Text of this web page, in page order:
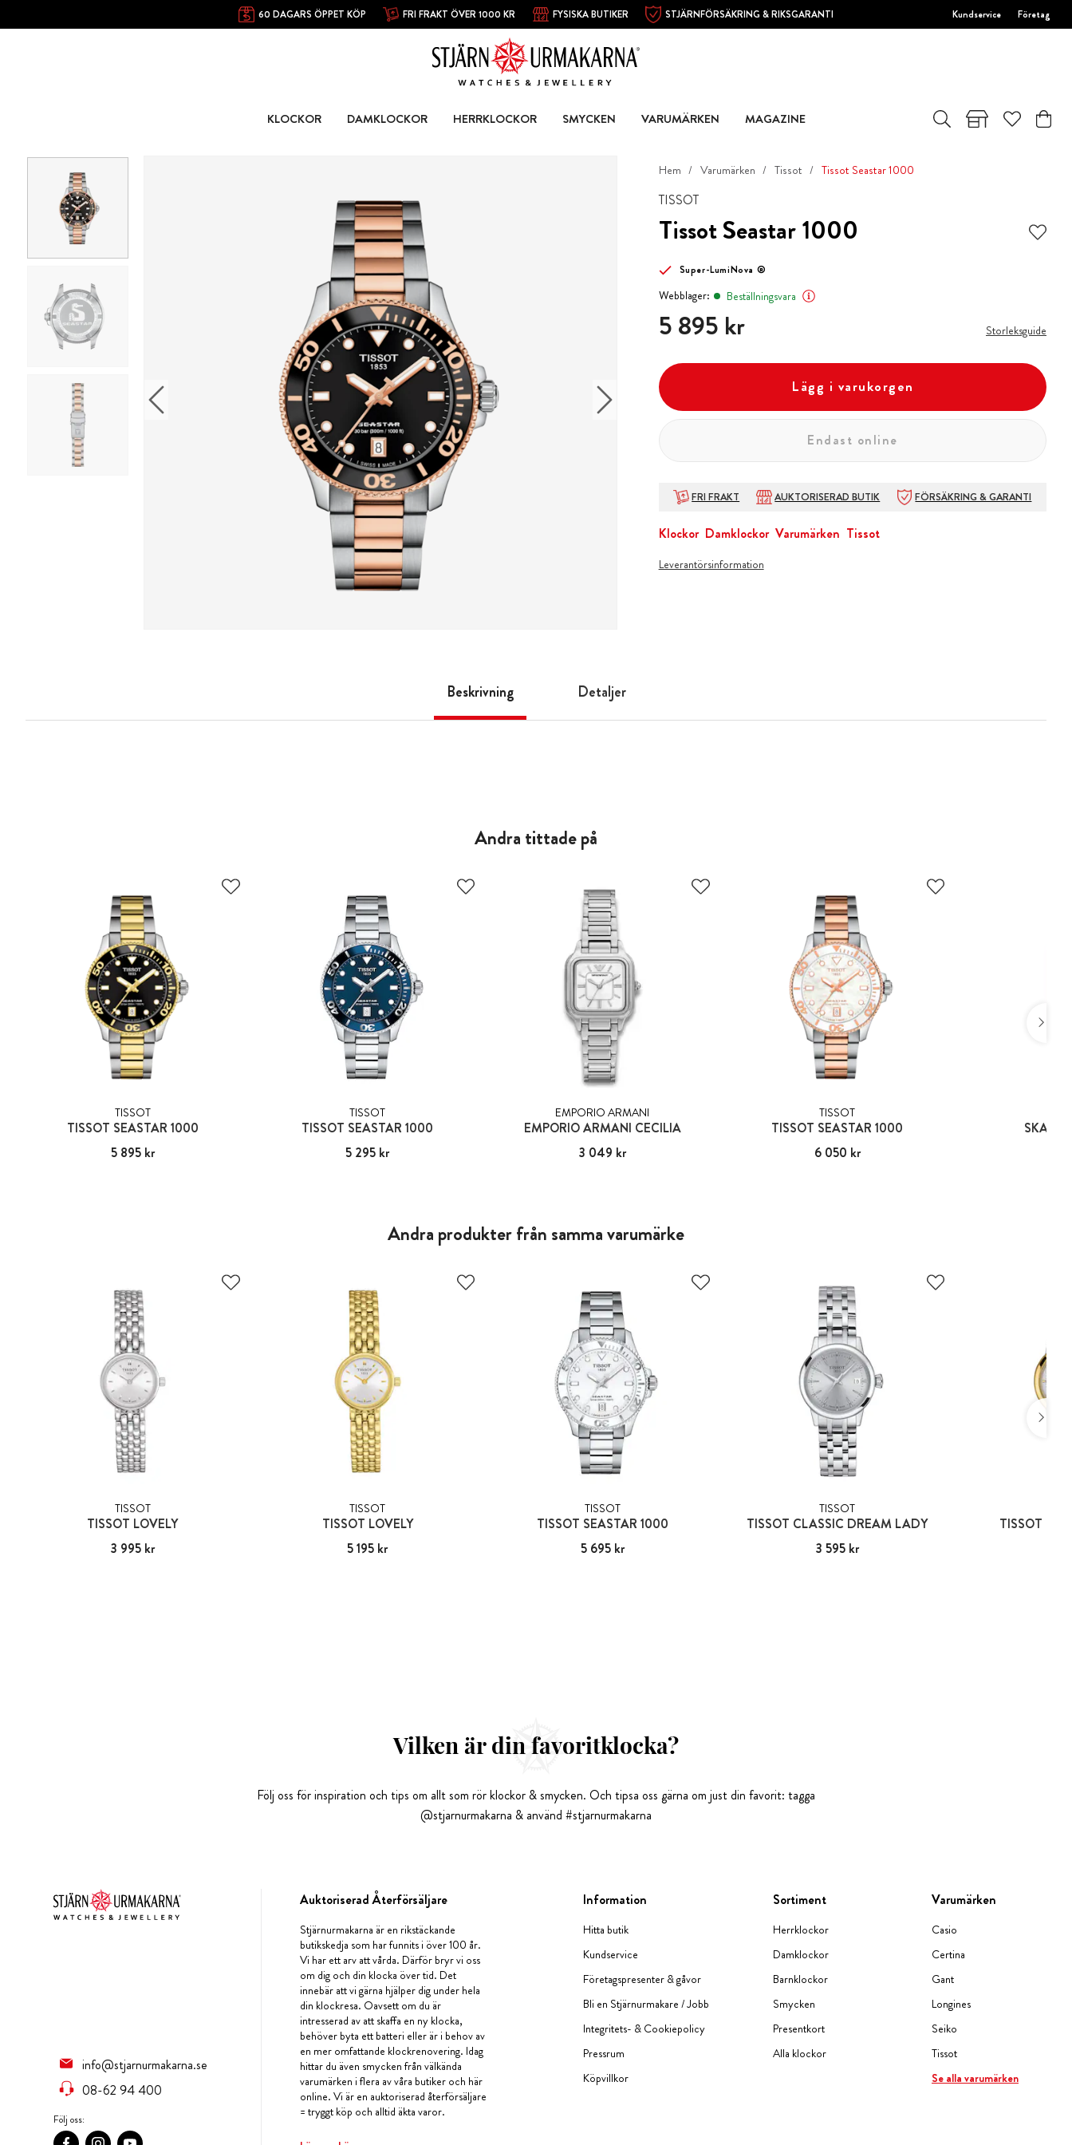
60 DAGARS ÖPPET KÖP FRI FRAKT ÖVER 1000 KR FYSISKA BUTIKER STJÄRNFÖRSÄKRING & RIKSGARANTI Kundservice Företag
KLOCKOR DAMKLOCKOR HERRKLOCKOR SMYCKEN VARUMÄRKEN MAGAZINE
Hem Varumärken Tissot Tissot Seastar 1000
TISSOT
Tissot Seastar 1000
Super-LumiNova ®
Webblager: Beställningsvara
Pris :5 895 kr
5 895 kr Storleksguide
Lägg i varukorgen
Endast online
FRI FRAKT AUKTORISERAD BUTIK FÖRSÄKRING & GARANTI
Klockor Damklockor Varumärken Tissot
Leverantörsinformation
Beskrivning Detaljer
Andra tittade på
TISSOT
TISSOT SEASTAR 1000
Pris :5 895 kr
5 895 kr
TISSOT
TISSOT SEASTAR 1000
Pris :5 295 kr
5 295 kr
EMPORIO ARMANI
EMPORIO ARMANI CECILIA
Pris :3 049 kr
3 049 kr
TISSOT
TISSOT SEASTAR 1000
Pris:6 050 kr
6 050 kr
Andra produkter från samma varumärke
TISSOT
TISSOT LOVELY
Pris :3 995 kr
3 995 kr
TISSOT
TISSOT LOVELY
Pris:5 195 kr
5 195 kr
TISSOT
TISSOT SEASTAR 1000
Pris :5 695 kr
5 695 kr
TISSOT
TISSOT CLASSIC DREAM LADY
Pris :3 595 kr
3 595 kr
TISSOT
Vilken är din favoritklocka?
Följ oss för inspiration och tips om allt som rör klockor & smycken. Och tipsa oss gärna om just din favorit: tagga
@stjarnurmakarna & använd #stjarnurmakarna
info@stjarnurmakarna.se
08-62 94 400
Följ oss:
Auktoriserad Återförsäljare
Stjärnurmakarna är en rikstäckande
butikskedja som har funnits i över 100 år.
Vi har ett arv att vårda. Därför bryr vi oss
om dig och din klocka över tid. Det
innebär att vi gärna hjälper dig under hela
din klockresa. Oavsett om du är
intresserad av att skaffa en ny klocka,
behöver byta ett batteri eller är i behov av
en mer omfattande klockrenovering. Idag
hittar du även smycken från välkända
varumärken i flera av våra butiker och här
online. Vi är en auktoriserad återförsäljare
= tryggt köp och alltid äkta varor.
Information
Hitta butik
Kundservice
Företagspresenter & gåvor
Bli en Stjärnurmakare / Jobb
Integritets- & Cookiepolicy
Pressrum
Köpvillkor
Sortiment
Herrklockor
Damklockor
Barnklockor
Smycken
Presentkort
Alla klockor
Varumärken
Casio
Certina
Gant
Longines
Seiko
Tissot
Se alla varumärken